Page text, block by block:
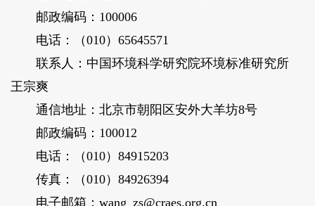
邮政编码：100006
电话：（010）65645571
联系人：中国环境科学研究院环境标准研究所
王宗爽
通信地址：北京市朝阳区安外大羊坊8号
邮政编码：100012
电话：（010）84915203
传真：（010）84926394
电子邮箱：wang_zs@craes.org.cn